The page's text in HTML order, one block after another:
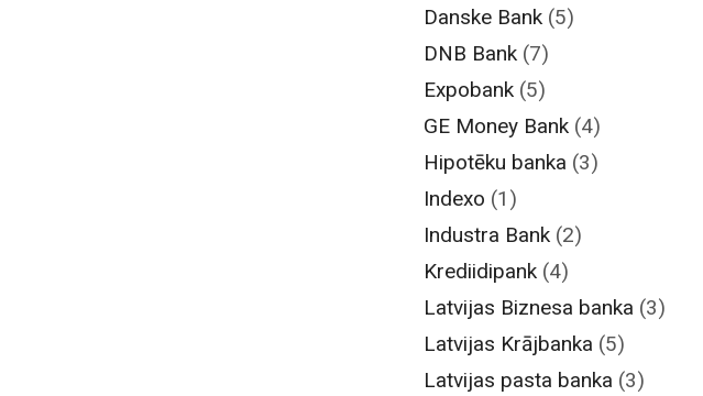
Danske Bank (5)
DNB Bank (7)
Expobank (5)
GE Money Bank (4)
Hipotēku banka (3)
Indexo (1)
Industra Bank (2)
Krediidipank (4)
Latvijas Biznesa banka (3)
Latvijas Krājbanka (5)
Latvijas pasta banka (3)